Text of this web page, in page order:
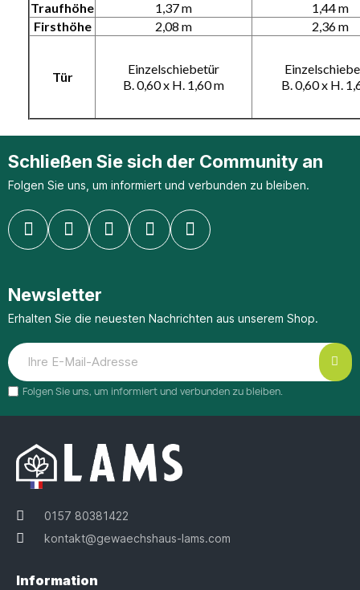
Traufhöhe 1,37 m
1,44 m
Firsthöhe
2,08 m 2,36 m
Tür
Einzelschiebetür
B. 0,60 x H. 1,60 m
B. 0,60 x H.
Schließen Sie sich der Community an
Folgen Sie uns, um informiert und verbunden zu bleiben.
Newsletter
Erhalten Sie die neuesten Nachrichten aus unserem Shop.
Folgen Sie uns, um informiert und verbunden zu bleiben.
0157 80381422
kontakt@gewaechshaus-lams.com
Information